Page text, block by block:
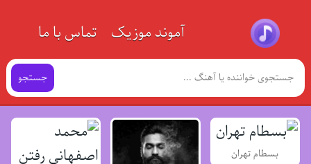
آموند موزیک تماس با ما
جستجو
بسطام تهران